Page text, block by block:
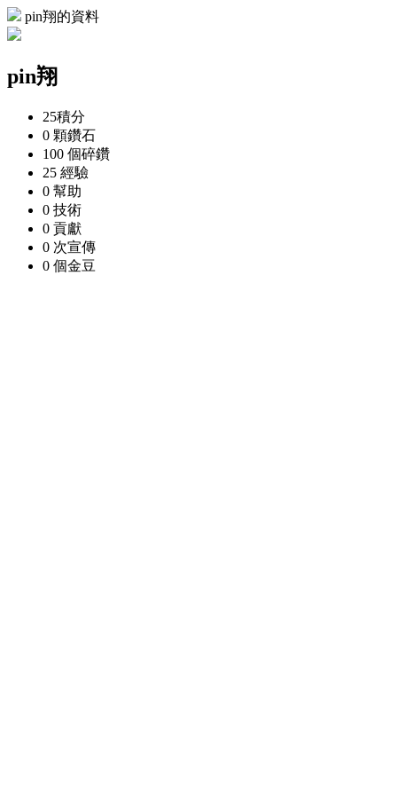
pin翔的資料
pin翔
25積分
0 顆鑽石
100 個碎鑽
25 經驗
0 幫助
0 技術
0 貢獻
0 次宣傳
0 個金豆